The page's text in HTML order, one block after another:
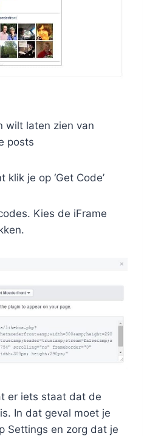
wilt laten zien van
posts
je op ‘Get Code’
Kies de iFrame
er iets staat dat de
In dat geval moet je
Settings en zorg dat je